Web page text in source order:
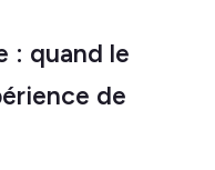
: quand le
de